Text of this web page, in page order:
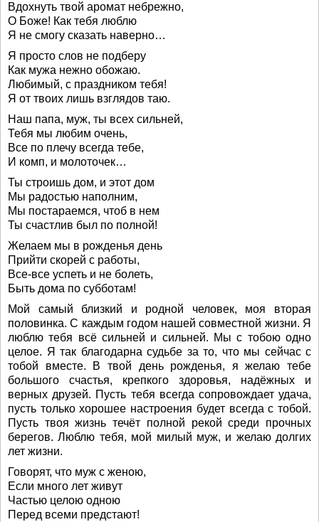
Вдохнуть твой аромат небрежно,
О Боже! Как тебя люблю
Я не смогу сказать наверно…
Я просто слов не подберу
Как мужа нежно обожаю.
Любимый, с праздником тебя!
Я от твоих лишь взглядов таю.
Наш папа, муж, ты всех сильней,
Тебя мы любим очень,
Все по плечу всегда тебе,
И комп, и молоточек…
Ты строишь дом, и этот дом
Мы радостью наполним,
Мы постараемся, чтоб в нем
Ты счастлив был по полной!
Желаем мы в рожденья день
Прийти скорей с работы,
Все-все успеть и не болеть,
Быть дома по субботам!
Мой самый близкий и родной человек, моя вторая
половинка. С каждым годом нашей совместной жизни. Я
люблю тебя всё сильней и сильней. Мы с тобою одно
целое. Я так благодарна судьбе за то, что мы сейчас с
тобой вместе. В твой день рожденья, я желаю тебе
большого счастья, крепкого здоровья, надёжных и
верных друзей. Пусть тебя всегда сопровождает удача,
пусть только хорошее настроения будет всегда с тобой.
Пусть твоя жизнь течёт полной рекой среди прочных
берегов. Люблю тебя, мой милый муж, и желаю долгих
лет жизни.
Говорят, что муж с женою,
Если много лет живут
Частью целою одною
Перед всеми предстают!